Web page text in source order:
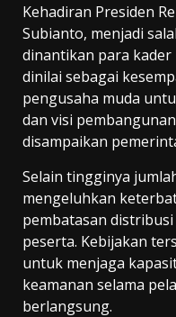
Kehadiran Presiden
Subianto, menjadi
dinantikan para
dinilai sebagai
pengusaha muda
dan visi
disampaikan
Selain tingginya
mengeluhkan
pembatasan
peserta. Kebijakan
untuk menjaga
keamanan selama
berlangsung.